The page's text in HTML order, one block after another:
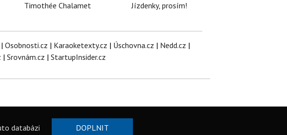
Timothée Chalamet
Jízdenky, prosím!
| Osobnosti.cz | Karaoketexty.cz | Úschovna.cz | Nedd.cz |
| Srovnám.cz | StartupInsider.cz
databázi DOPLNIT